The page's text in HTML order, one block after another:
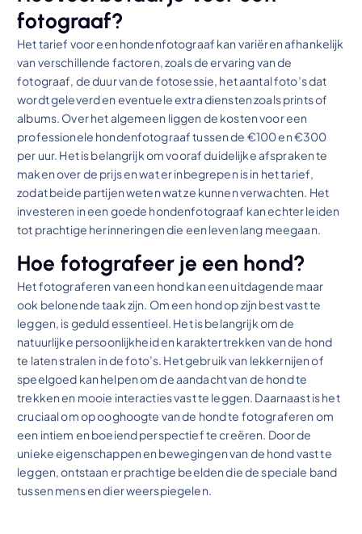
fotograaf?
Het tarief voor een hondenfotograaf kan variëren afhankelijk
van verschillende factoren, zoals de ervaring van de
fotograaf, de duur van de fotosessie, het aantal foto’s dat
wordt geleverd en eventuele extra diensten zoals prints of
albums. Over het algemeen liggen de kosten voor een
professionele hondenfotograaf tussen de €100 en €300
per uur. Het is belangrijk om vooraf duidelijke afspraken te
maken over de prijs en wat er inbegrepen is in het tarief,
zodat beide partijen weten wat ze kunnen verwachten. Het
investeren in een goede hondenfotograaf kan echter leiden
tot prachtige herinneringen die een leven lang meegaan.
Hoe fotografeer je een hond?
Het fotograferen van een hond kan een uitdagende maar
ook belonende taak zijn. Om een hond op zijn best vast te
leggen, is geduld essentieel. Het is belangrijk om de
natuurlijke persoonlijkheid en karaktertrekken van de hond
te laten stralen in de foto’s. Het gebruik van lekkernijen of
speelgoed kan helpen om de aandacht van de hond te
trekken en mooie interacties vast te leggen. Daarnaast is het
cruciaal om op ooghoogte van de hond te fotograferen om
een intiem en boeiend perspectief te creëren. Door de
unieke eigenschappen en bewegingen van de hond vast te
leggen, ontstaan er prachtige beelden die de speciale band
tussen mens en dier weerspiegelen.